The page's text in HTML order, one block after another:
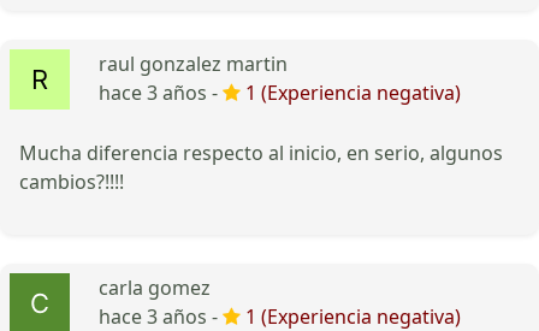
raul gonzalez martin
hace 3 años -
1 (Experiencia negativa)
Mucha diferencia respecto al inicio, en serio, algunos
cambios?!!!!
carla gomez
hace 3 años -
1 (Experiencia negativa)